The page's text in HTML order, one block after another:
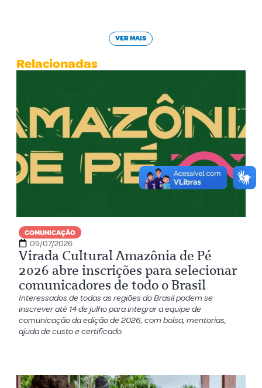
VER MAIS
Relacionadas
COMUNICAÇÃO
09/07/2026
Virada Cultural Amazônia de Pé
2026 abre inscrições para selecionar
comunicadores de todo o Brasil
Interessados de todas as regiões do Brasil podem se
inscrever até 14 de julho para integrar a equipe de
comunicação da edição de 2026, com bolsa, mentorias,
ajuda de custo e certificado